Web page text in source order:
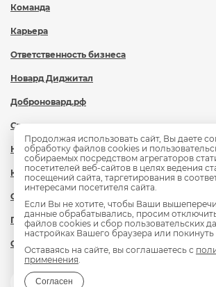
Команда
Карьера
Ответственность бизнеса
Новард Диджитал
Доброновард.рф
Статьи
Новости
Контакты
Охрана труда
Политика обработки персональных данных
Сведения об образовательной организации
Продолжая использовать сайт, Вы даете
обработку файлов cookies и
собираемых посредством агрегаторов
посетителей веб-сайтов в целях ведения
посещений сайта, таргетирования в
интересами посетителя сайта.
Если Вы не хотите, чтобы Ваши
данные обрабатывались, просим
файлов cookies и сбор пользовательских
настройках Вашего браузера или покинуть
Оставаясь на сайте, вы соглашаетесь с
применения.
Согласен